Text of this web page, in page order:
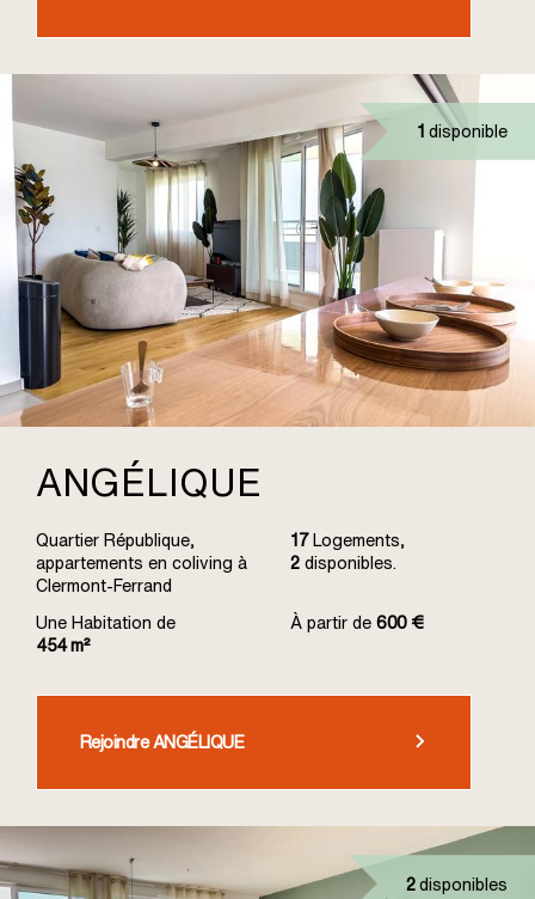
1 disponible
ANGÉLIQUE
Quartier République,
appartements en coliving à
Clermont-Ferrand
17Logements,
2disponibles.
Une Habitation de
454 m²
À partir de600 €
Rejoindre ANGÉLIQUE
2 disponibles